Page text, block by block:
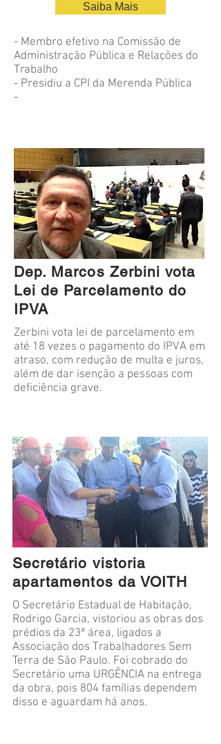
Saiba Mais
- Membro efetivo na Comissão de
Administração Pública e Relações do
Trabalho
- Presidiu a CPI da Merenda Pública
-
Dep. Marcos Zerbini vota
Lei de Parcelamento do
IPVA
Zerbini vota lei de parcelamento em
até 18 vezes o pagamento do IPVA em
atraso, com redução de multa e juros,
além de dar isenção a pessoas com
deficiência grave.
Secretário vistoria
apartamentos da VOITH
O Secretário Estadual de Habitação,
Rodrigo Garcia, vistoriou as obras dos
prédios da 23ª área, ligados a
Associação dos Trabalhadores Sem
Terra de São Paulo. Foi cobrado do
Secretário uma URGÊNCIA na entrega
da obra, pois 804 famílias dependem
disso e aguardam há anos.